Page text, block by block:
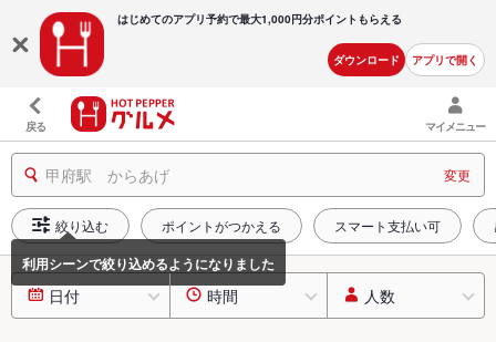
はじめてのアプリ予約で最大1,000円分ポイントもらえる
ダウンロード アプリで開く
戻る マイメニュー
甲府駅 からあげ 変更
絞り込む ポイントがつかえる スマート支払い可
日付 時間 人数